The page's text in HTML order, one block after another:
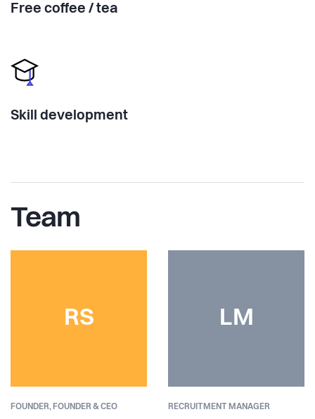
Free coffee / tea
Skill development
Team
RS
FOUNDER, FOUNDER & CEO
LM
RECRUITMENT MANAGER